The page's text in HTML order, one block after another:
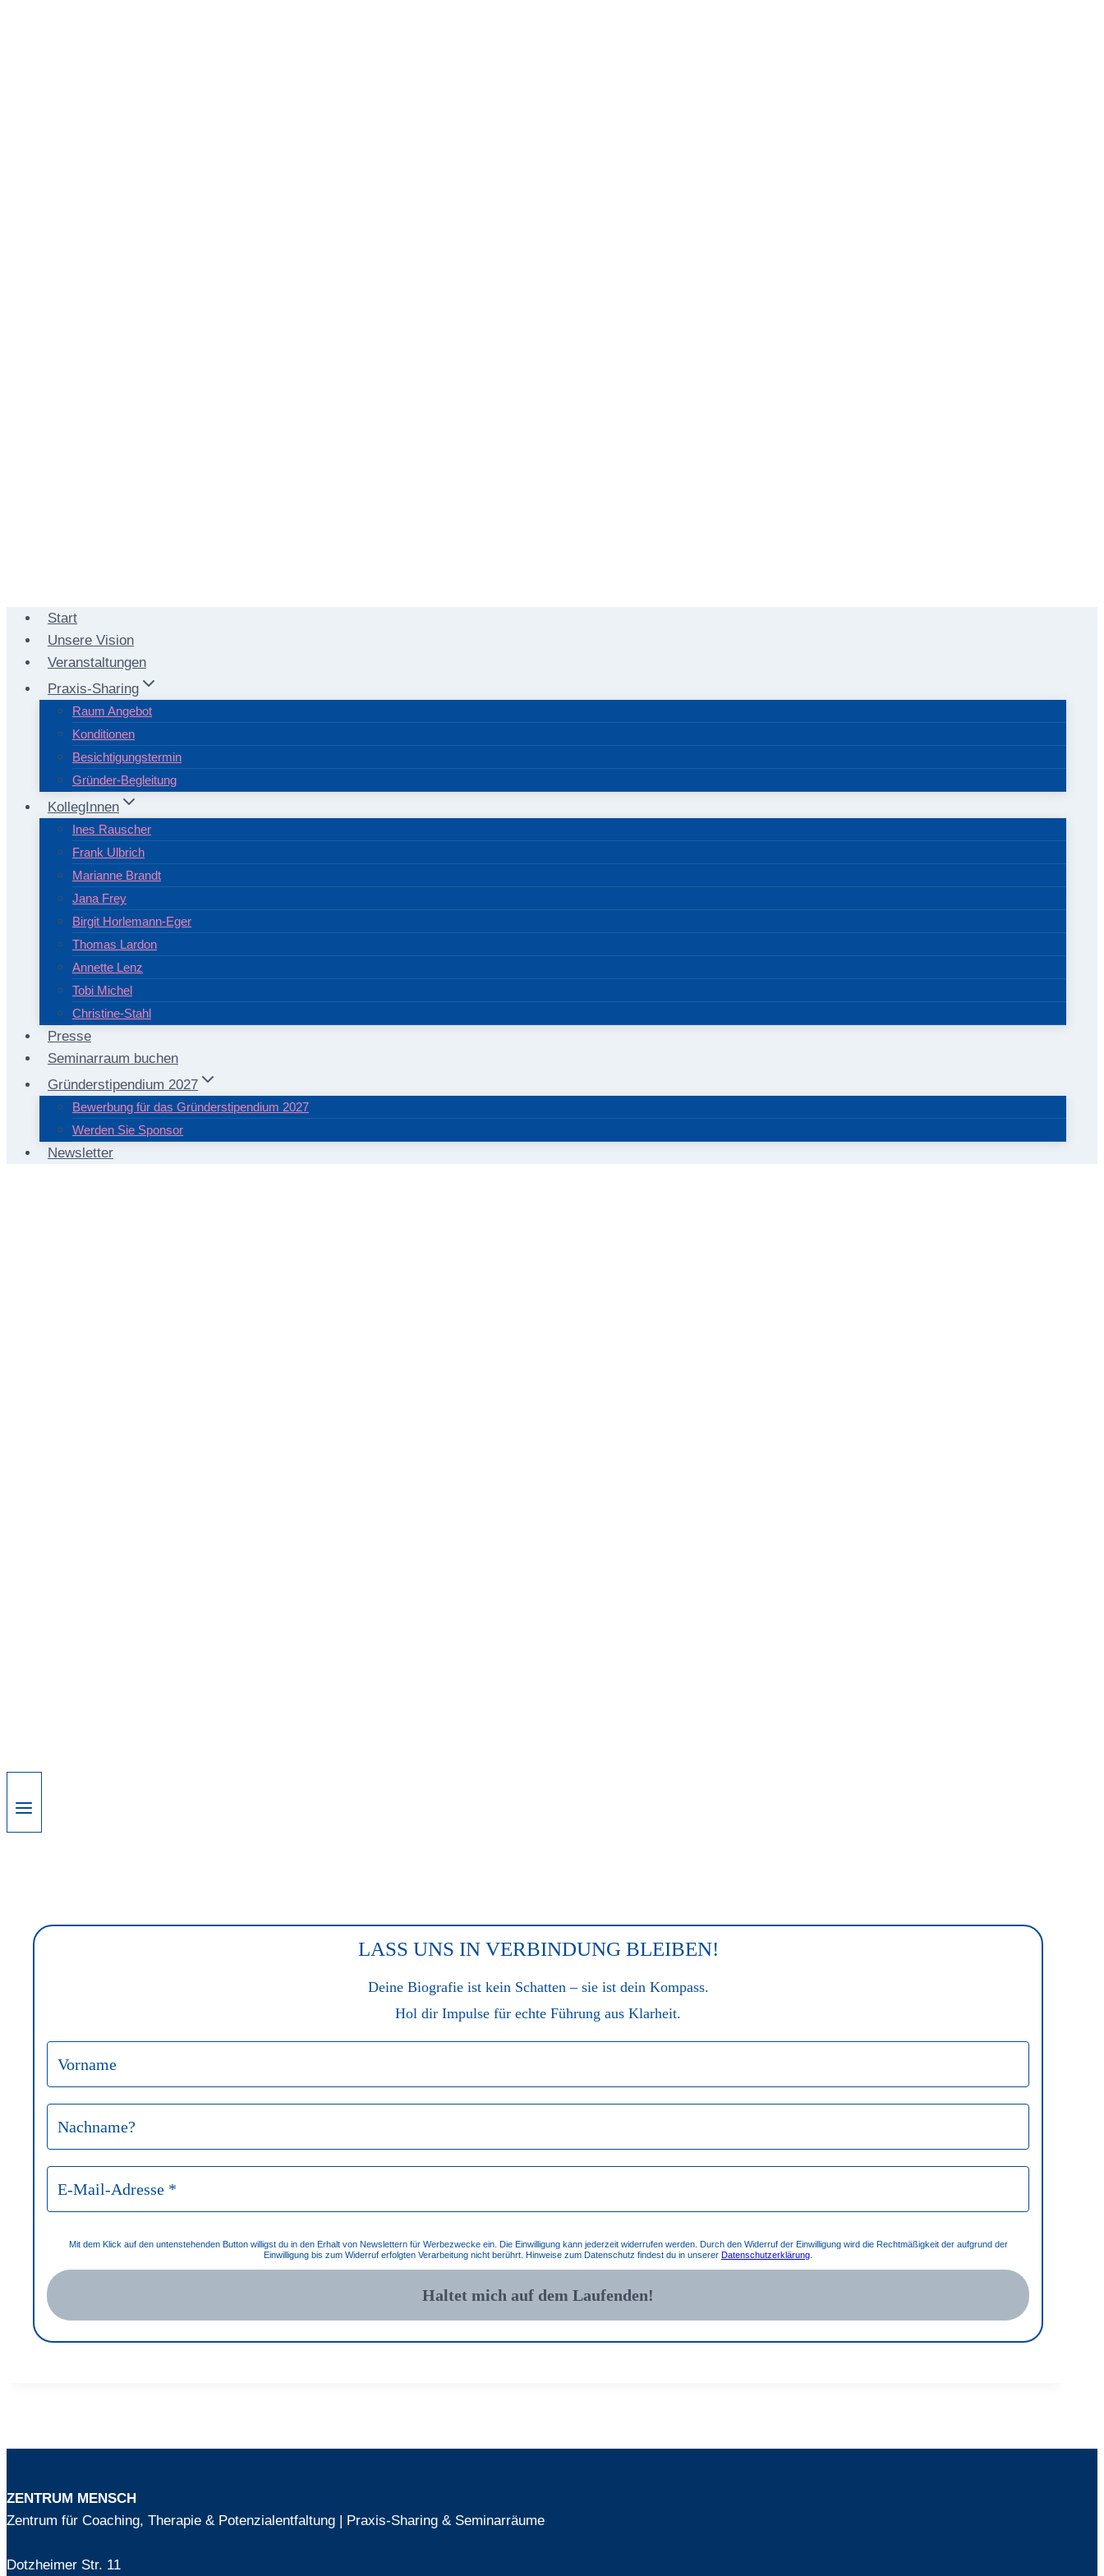
Start
Unsere Vision
Veranstaltungen
Praxis-Sharing
Raum Angebot
Konditionen
Besichtigungstermin
Gründer-Begleitung
KollegInnen
Ines Rauscher
Frank Ulbrich
Marianne Brandt
Jana Frey
Birgit Horlemann-Eger
Thomas Lardon
Annette Lenz
Tobi Michel
Christine-Stahl
Presse
Seminarraum buchen
Gründerstipendium 2027
Bewerbung für das Gründerstipendium 2027
Werden Sie Sponsor
Newsletter
LASS UNS IN VERBINDUNG BLEIBEN!
Deine Biografie ist kein Schatten – sie ist dein Kompass.
Hol dir Impulse für echte Führung aus Klarheit.
Mit dem Klick auf den untenstehenden Button willigst du in den Erhalt von Newslettern für Werbezwecke ein. Die Einwilligung kann jederzeit widerrufen werden. Durch den Widerruf der Einwilligung wird die Rechtmäßigkeit der aufgrund der
Einwilligung bis zum Widerruf erfolgten Verarbeitung nicht berührt. Hinweise zum Datenschutz findest du in unserer Datenschutzerklärung
ZENTRUM MENSCH
Zentrum für Coaching, Therapie & Potenzialentfaltung | Praxis-Sharing & Seminarräume
Dotzheimer Str. 11